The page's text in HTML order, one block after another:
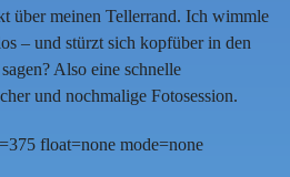
über meinen Tellerrand. Ich wimmle
– und stürzt sich kopfüber in den
Also eine schnelle
und nochmalige Fotosession.
float=none mode=none